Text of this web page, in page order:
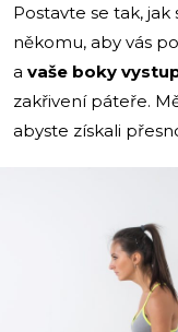
Postavte se tak,
někomu, aby vás
a vaše boky
zakřivení páteře.
abyste získali